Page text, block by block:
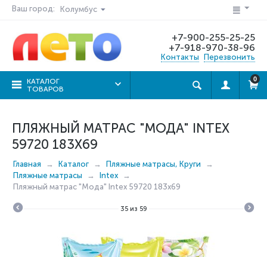
Ваш город: Колумбус
+7-900-255-25-25
+7-918-970-38-96
Контакты Перезвонить
КАТАЛОГ
ТОВАРОВ
0
ПЛЯЖНЫЙ МАТРАС "МОДА" INTEX
59720 183Х69
Главная Каталог
Пляжные матрасы, Круги
Пляжные матрасы
Intex
Пляжный матрас "Мода" Intex 59720 183х69
35 из 59